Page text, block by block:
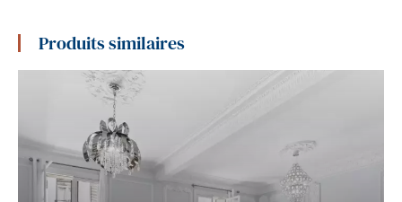
Produits similaires